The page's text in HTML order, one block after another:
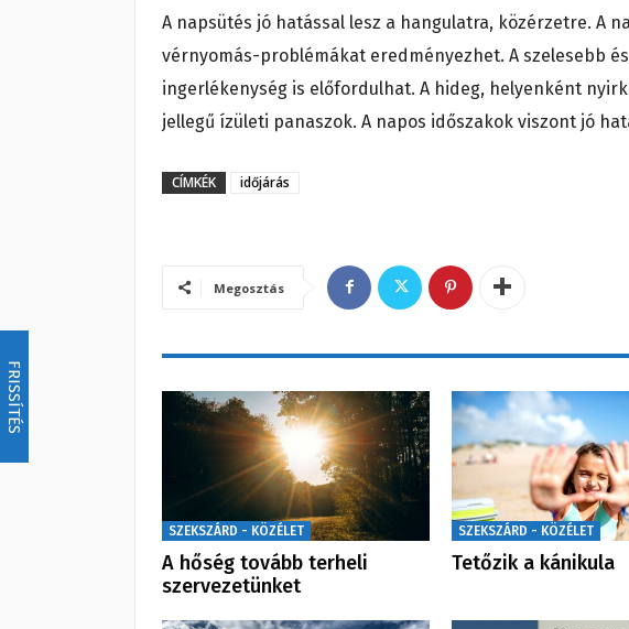
FRISSÍTÉS
A napsütés jó hatással lesz a hangulatra, közérzetre. A
vérnyomás-problémákat eredményezhet. A szelesebb
ingerlékenység is előfordulhat. A hideg, helyenként
jellegű ízületi panaszok. A napos időszakok viszont jó
CÍMKÉK időjárás
Megosztás
SZEKSZÁRD - KÖZÉLET
A hőség tovább terheli
szervezetünket
SZEKSZÁRD - KÖZÉLET
Tetőzik a kánikula